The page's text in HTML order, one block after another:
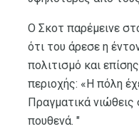
Ο Σκοτ ​​παρέμεινε
ότι του άρεσε η
πολιτισμό και
περιοχής: «Η πόλη
Πραγματικά νιώθεις
πουθενά. "